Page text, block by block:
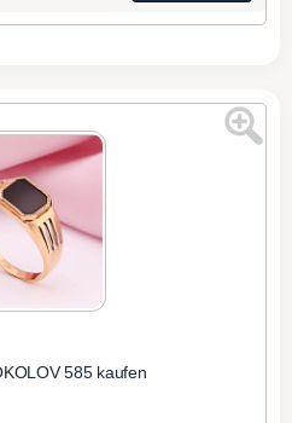
585 kaufen